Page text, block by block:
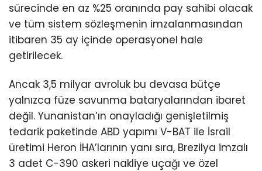
sürecinde en az %25 oranında pay sahibi olacak
ve tüm sistem sözleşmenin imzalanmasından
itibaren 35 ay içinde operasyonel hale
getirilecek.
Ancak 3,5 milyar avroluk bu devasa bütçe
yalnızca füze savunma bataryalarından ibaret
değil. Yunanistan’ın onayladığı genişletilmiş
tedarik paketinde ABD yapımı V-BAT ile İsrail
üretimi Heron İHA’larının yanı sıra, Brezilya imzalı
3 adet C-390 askeri nakliye uçağı ve özel